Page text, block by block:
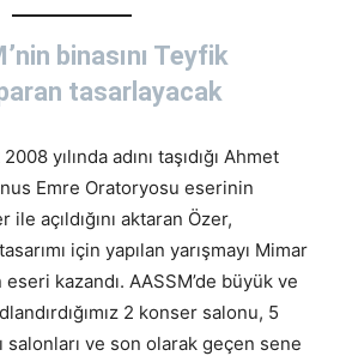
binasını Teyfik
tasarlayacak
yılında adını taşıdığı Ahmet
Emre Oratoryosu eserinin
açıldığını aktaran Özer,
için yapılan yarışmayı Mimar
eseri kazandı. AASSM’de büyük ve
2 konser salonu, 5
ve son olarak geçen sene